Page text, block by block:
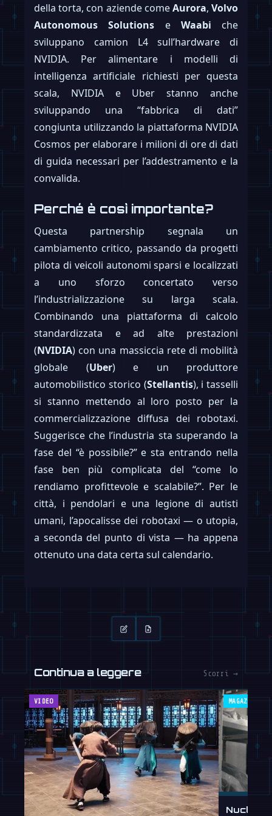
della torta, con aziende comeAurora,Volvo
Autonomous Solutions e Waabi che
sviluppano camion L4 sull’hardware di
NVIDIA. Per alimentare i modelli di
intelligenza artificiale richiesti per questa
scala, NVIDIA e Uber stanno anche
sviluppando una “fabbrica di dati”
congiunta utilizzando la piattaforma NVIDIA
Cosmos per elaborare i milioni di ore di dati
di guida necessari per l’addestramento e la
convalida.
Perché è così importante?
Questa partnership segnala un
cambiamento critico, passando da progetti
pilota di veicoli autonomi sparsi e localizzati
a uno sforzo concertato verso
l’industrializzazione su larga scala.
Combinando una piattaforma di calcolo
standardizzata e ad alte prestazioni
(NVIDIA) con una massiccia rete di mobilità
globale (Uber) e un produttore
automobilistico storico (Stellantis), i tasselli
si stanno mettendo al loro posto per la
commercializzazione diffusa dei robotaxi.
Suggerisce che l’industria sta superando la
fase del “è possibile?” e sta entrando nella
fase ben più complicata del “come lo
rendiamo profittevole e scalabile?”. Per le
città, i pendolari e una legione di autisti
umani, l’apocalisse dei robotaxi — o utopia,
a seconda del punto di vista — ha appena
ottenuto una data certa sul calendario.
Continua a leggere Scorri →
VIDEO MAGAZINE
Nucleus